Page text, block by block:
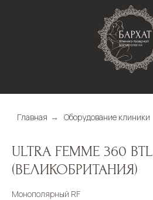
Главная → Оборудование клиники
ULTRA FEMME 360 BTL
(ВЕЛИКОБРИТАНИЯ)
Монополярный RF